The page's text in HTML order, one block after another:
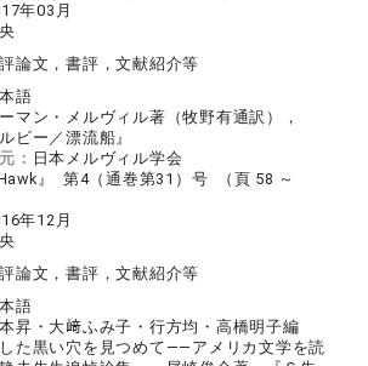
年03月
論文，書評，文献紹介等
語
マン・メルヴィル著（牧野有通訳），
ビー／漂流船』
： 日本メルヴィル学会
Hawk』 第4（通巻第31）号 （頁 58 ～
年12月
論文，書評，文献紹介等
語
昇・大﨑ふみ子・行方均・高橋明子編
た黒い穴を見つめて――アメリカ文学を読